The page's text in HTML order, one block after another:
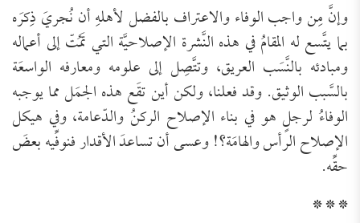
وإنَّ مِن واجب الوفاء والاعتراف بالفضل لأهلهِ أن نُجريَ ذِكرَه
بما يتَّسع له المقامُ في هذه النَّشرة الإصلاحيَّة التي تَمُتّ إلى أعماله
ومبادئه بالنَّسَب العريق، وتتَّصِل إلى علومه ومعارفه الواسعَة
بالسَّبب الوثيق. وقد فعلنا، ولكن أين تقَع هذه الجمَل مما يوجبه
الوفاءُ لرجلٍ هو في بناء الإصلاح الركنُ والدّعامة، وفي هيكل
الإصلاح الرأس والهامَة؟! وعسى أن تساعدَ الأقدار فنوفِّيه بعضَ
حقِّه.
* * *